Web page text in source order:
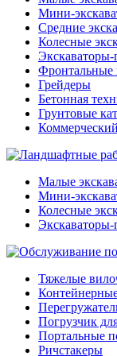
Мини-
Средние
Колесные
Экскаваторы-
Фронтальные
Грейдеры
Бетонная
Грунтовые
Малые
Мини-
Колесные
Экскаваторы-
Тяжелые
Погрузчик
Портальные
Ричстакеры